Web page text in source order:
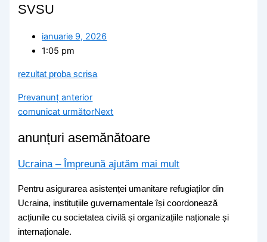
SVSU
ianuarie 9, 2026
1:05 pm
rezultat proba scrisa
Prevanunț anterior
comunicat următorNext
anunțuri asemănătoare
Ucraina – Împreună ajutăm mai mult
Pentru asigurarea asistenței umanitare refugiaților din
Ucraina, instituțiile guvernamentale își coordonează
acțiunile cu societatea civilă și organizațiile naționale și
internaționale.